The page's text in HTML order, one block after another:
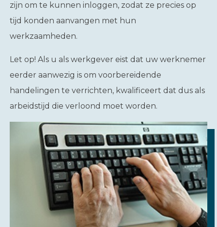
zijn om te kunnen inloggen, zodat ze precies op
tijd konden aanvangen met hun
werkzaamheden.
Let op! Als u als werkgever eist dat uw werknemer
eerder aanwezig is om voorbereidende
handelingen te verrichten, kwalificeert dat dus als
arbeidstijd die verloond moet worden.